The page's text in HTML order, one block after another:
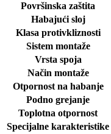
Površinska zaštita
Habajući sloj
Klasa protivkliznosti
Sistem montaže
Vrsta spoja
Način montaže
Otpornost na habanje
Podno grejanje
Toplotna otpornost
Specijalne karakteristike